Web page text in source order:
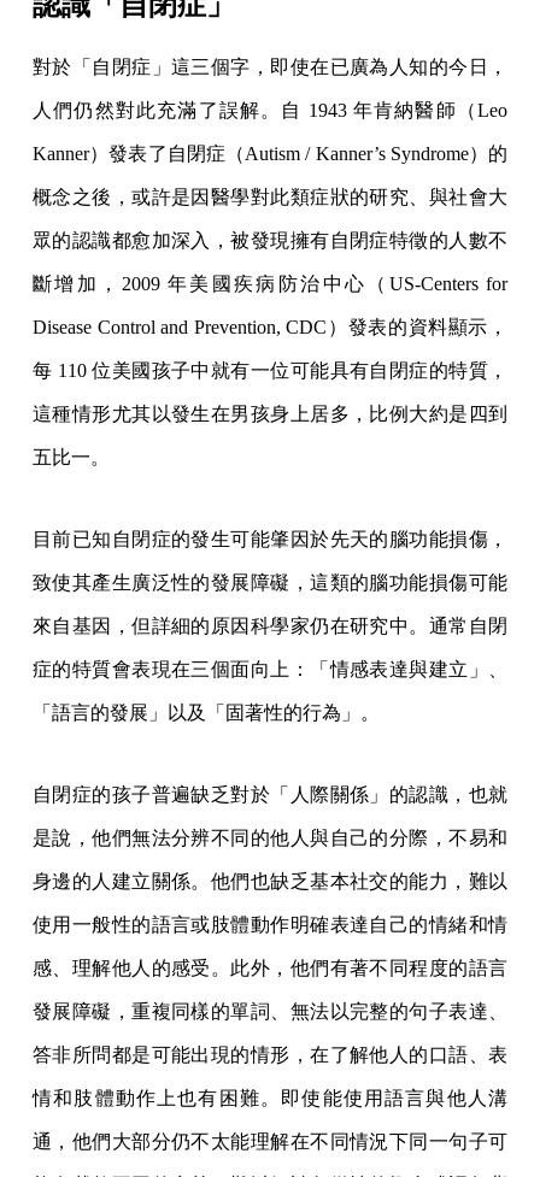
對於「自閉症」這三個字，即使在已廣為人知的今日，
人們仍然對此充滿了誤解。自 1943 年肯納醫師（Leo
Kanner）發表了自閉症（Autism / Kanner’s Syndrome）的
概念之後，或許是因醫學對此類症狀的研究、與社會大
眾的認識都愈加深入，被發現擁有自閉症特徵的人數不
斷增加，2009 年美國疾病防治中心（US-Centers for
Disease Control and Prevention, CDC）發表的資料顯示，
每 110 位美國孩子中就有一位可能具有自閉症的特質，
這種情形尤其以發生在男孩身上居多，比例大約是四到
五比一。
目前已知自閉症的發生可能肇因於先天的腦功能損傷，
致使其產生廣泛性的發展障礙，這類的腦功能損傷可能
來自基因，但詳細的原因科學家仍在研究中。通常自閉
症的特質會表現在三個面向上：「情感表達與建立」、
「語言的發展」以及「固著性的行為」。
自閉症的孩子普遍缺乏對於「人際關係」的認識，也就
是說，他們無法分辨不同的他人與自己的分際，不易和
身邊的人建立關係。他們也缺乏基本社交的能力，難以
使用一般性的語言或肢體動作明確表達自己的情緒和情
感、理解他人的感受。此外，他們有著不同程度的語言
發展障礙，重複同樣的單詞、無法以完整的句子表達、
答非所問都是可能出現的情形，在了解他人的口語、表
情和肢體動作上也有困難。即使能使用語言與他人溝
通，他們大部分仍不太能理解在不同情況下同一句子可